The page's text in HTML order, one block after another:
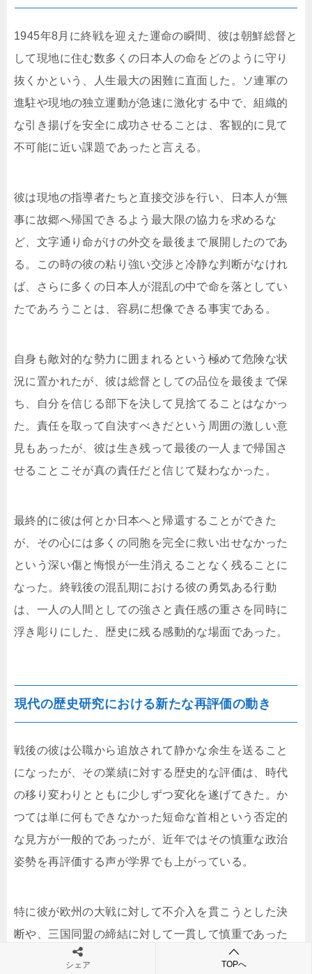
1945年8月に終戦を迎えた運命の瞬間、彼は朝鮮総督と
して現地に住む数多くの日本人の命をどのように守り
抜くかという、人生最大の困難に直面した。ソ連軍の
進駐や現地の独立運動が急速に激化する中で、組織的
な引き揚げを安全に成功させることは、客観的に見て
不可能に近い課題であったと言える。
彼は現地の指導者たちと直接交渉を行い、日本人が無
事に故郷へ帰国できるよう最大限の協力を求めるな
ど、文字通り命がけの外交を最後まで展開したのであ
る。この時の彼の粘り強い交渉と冷静な判断がなけれ
ば、さらに多くの日本人が混乱の中で命を落としてい
たであろうことは、容易に想像できる事実である。
自身も敵対的な勢力に囲まれるという極めて危険な状
況に置かれたが、彼は総督としての品位を最後まで保
ち、自分を信じる部下を決して見捨てることはなかっ
た。責任を取って自決すべきだという周囲の激しい意
見もあったが、彼は生き残って最後の一人まで帰国さ
せることこそが真の責任だと信じて疑わなかった。
最終的に彼は何とか日本へと帰還することができた
が、その心には多くの同胞を完全に救い出せなかった
という深い傷と悔恨が一生消えることなく残ることに
なった。終戦後の混乱期における彼の勇気ある行動
は、一人の人間としての強さと責任感の重さを同時に
浮き彫りにした、歴史に残る感動的な場面であった。
現代の歴史研究における新たな再評価の動き
戦後の彼は公職から追放されて静かな余生を送ること
になったが、その業績に対する歴史的な評価は、時代
の移り変わりとともに少しずつ変化を遂げてきた。か
つては単に何もできなかった短命な首相という否定的
な見方が一般的であったが、近年ではその慎重な政治
姿勢を再評価する声が学界でも上がっている。
特に彼が欧州の大戦に対して不介入を貫こうとした決
断や、三国同盟の締結に対して一貫して慎重であった
点は、平和を希求する観点からも大きな注目を集めて
シェア TOPへ